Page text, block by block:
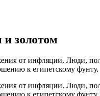
и золотом
от инфляции. Люди,
к египетскому фунту.
от инфляции. Люди,